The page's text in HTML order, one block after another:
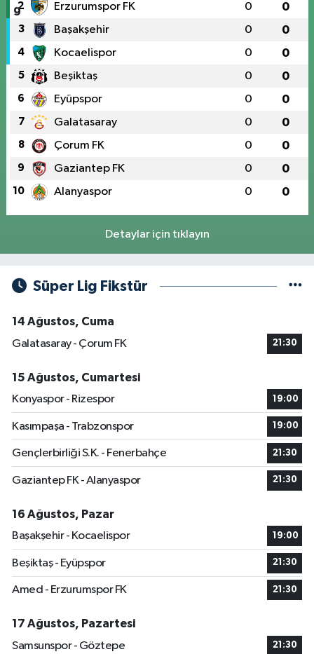
2 Erzurumspor FK 0 0
3 Başakşehir 0 0
4 Kocaelispor 0 0
5 Beşiktaş 0 0
6 Eyüpspor 0 0
7 Galatasaray 0 0
8 Çorum FK 0 0
9 Gaziantep FK 0 0
10 Alanyaspor 0 0
Detaylar için tıklayın
Süper Lig Fikstür
14 Ağustos, Cuma
Galatasaray - Çorum FK
21:30
15 Ağustos, Cumartesi
Konyaspor - Rizespor
19:00
Kasımpaşa - Trabzonspor 19:00
Gençlerbirliği S.K. - Fenerbahçe 21:30
Gaziantep FK - Alanyaspor 21:30
16 Ağustos, Pazar
Başakşehir - Kocaelispor
19:00
Beşiktaş - Eyüpspor 21:30
Amed - Erzurumspor FK 21:30
17 Ağustos, Pazartesi
Samsunspor - Göztepe
21:30